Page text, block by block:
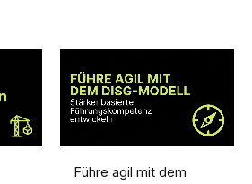
Führe agil mit dem